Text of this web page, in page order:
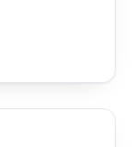
kanak.
selesa